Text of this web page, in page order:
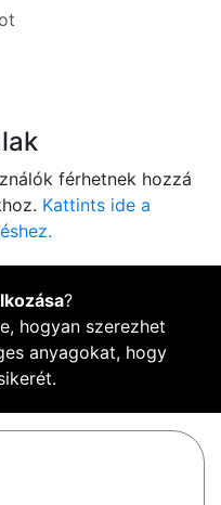
férhetnek hozzá
Kattints ide a
?
hogyan szerezhet
anyagokat, hogy